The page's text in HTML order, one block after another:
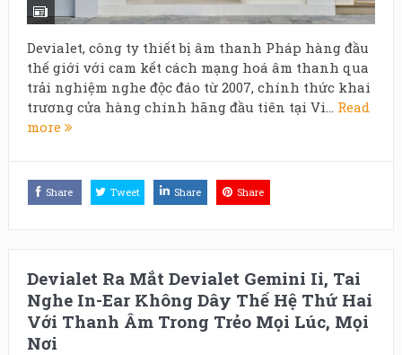
Devialet, công ty thiết bị âm thanh Pháp hàng đầu
thế giới với cam kết cách mạng hoá âm thanh qua
trải nghiệm nghe độc đáo từ 2007, chính thức khai
trương cửa hàng chính hãng đầu tiên tại Vi... Read
more
Share Tweet Share Share
Devialet Ra Mắt Devialet Gemini Ii, Tai
Nghe In-Ear Không Dây Thế Hệ Thứ Hai
Với Thanh Âm Trong Trẻo Mọi Lúc, Mọi
Nơi